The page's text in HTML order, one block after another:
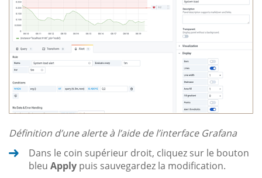
Définition d’une alerte à l’aide de l’interface Grafana
Dans le coin supérieur droit, cliquez sur le bouton
bleu Apply puis sauvegardez la modification.